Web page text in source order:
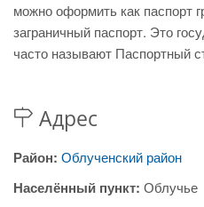
можно оформить как паспорт
заграничный паспорт. Это
часто называют Паспортный
Адрес
Район: Облученский район
Населённый пункт: Облучье